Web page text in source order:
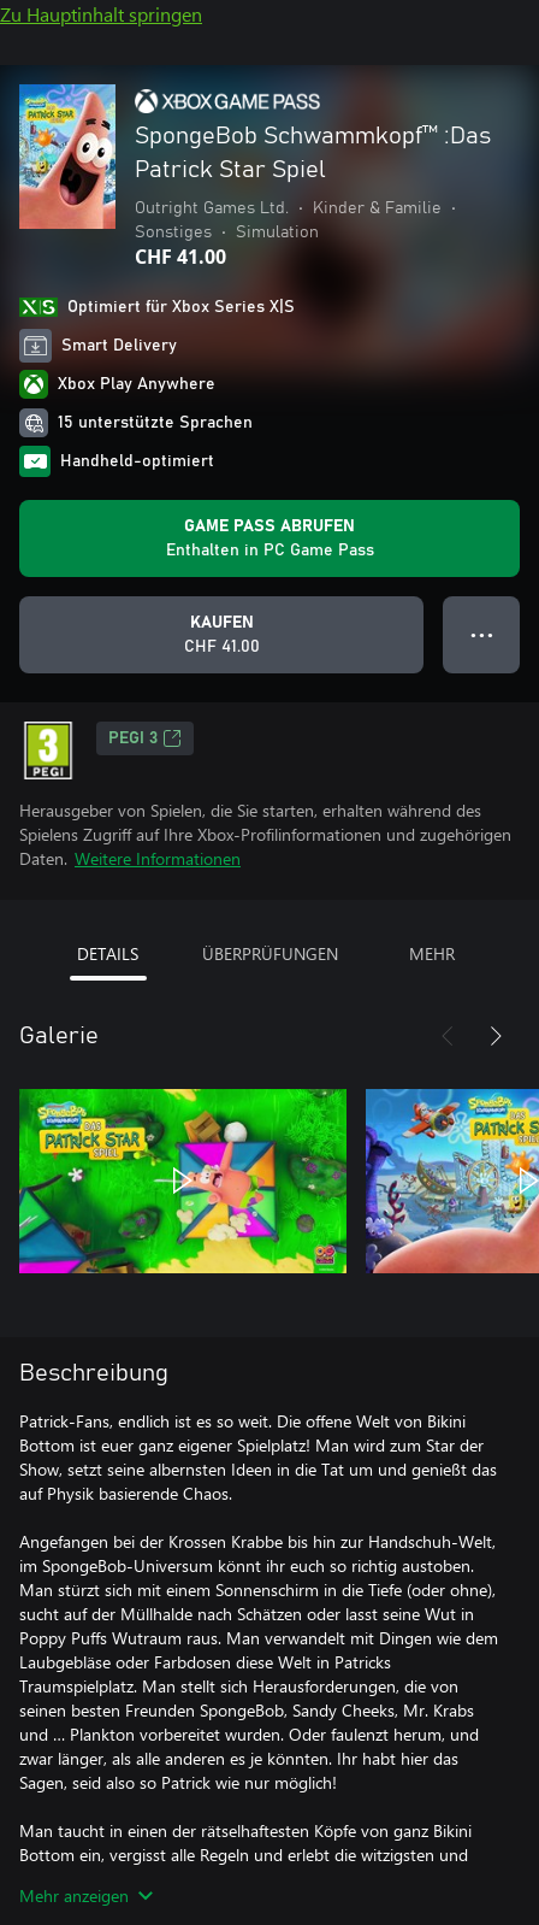
Zu Hauptinhalt springen
SpongeBob Schwammkopf™ :Das
Patrick Star Spiel
Outright Games Ltd. • Kinder & Familie
•
Sonstiges
• Simulation
CHF 41.00
Optimiert für Xbox Series X|S
Smart Delivery
Xbox Play Anywhere
15 unterstützte Sprachen
Handheld-optimiert
GAME PASS ABRUFEN
Enthalten in PC Game Pass
KAUFEN
CHF 41.00
● ● ●
PEGI 3
Herausgeber von Spielen, die Sie starten, erhalten während des
Spielens Zugriff auf Ihre Xbox-Profilinformationen und zugehörigen
Daten. Weitere Informationen
DETAILS ÜBERPRÜFUNGEN MEHR
Galerie
Beschreibung
Patrick-Fans, endlich ist es so weit. Die offene Welt von Bikini
Bottom ist euer ganz eigener Spielplatz! Man wird zum Star der
Show, setzt seine albernsten Ideen in die Tat um und genießt das
auf Physik basierende Chaos.
Angefangen bei der Krossen Krabbe bis hin zur Handschuh-Welt,
im SpongeBob-Universum könnt ihr euch so richtig austoben.
Man stürzt sich mit einem Sonnenschirm in die Tiefe (oder ohne),
sucht auf der Müllhalde nach Schätzen oder lasst seine Wut in
Poppy Puffs Wutraum raus. Man verwandelt mit Dingen wie dem
Laubgebläse oder Farbdosen diese Welt in Patricks
Traumspielplatz. Man stellt sich Herausforderungen, die von
seinen besten Freunden SpongeBob, Sandy Cheeks, Mr. Krabs
und … Plankton vorbereitet wurden. Oder faulenzt herum, und
zwar länger, als alle anderen es je könnten. Ihr habt hier das
Sagen, seid also so Patrick wie nur möglich!
Man taucht in einen der rätselhaftesten Köpfe von ganz Bikini
Bottom ein, vergisst alle Regeln und erlebt die witzigsten und
kann!
Mehr anzeigen